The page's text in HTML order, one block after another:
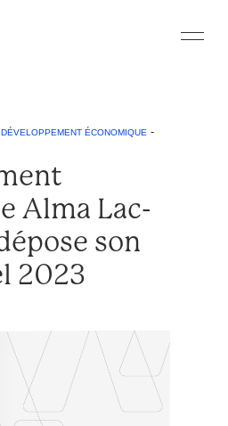
DÉVELOPPEMENT ÉCONOMIQUE -
Alma Lac-
son
2023